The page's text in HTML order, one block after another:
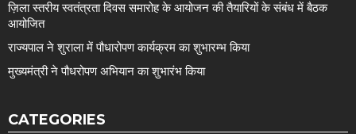
ज़िला स्तरीय स्वतंत्रता दिवस समारोह के आयोजन की तैयारियों के संबंध में बैठक
आयोजित
राज्यपाल ने शुराला में पौधारोपण कार्यक्रम का शुभारम्भ किया
मुख्यमंत्री ने पौधरोपण अभियान का शुभारंभ किया
CATEGORIES